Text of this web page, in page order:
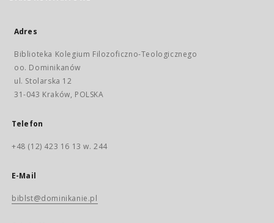
Adres
Biblioteka Kolegium Filozoficzno-Teologicznego
oo. Dominikanów
ul. Stolarska 12
31-043 Kraków, POLSKA
Telefon
+48 (12) 423 16 13 w. 244
E-Mail
biblst@dominikanie.pl